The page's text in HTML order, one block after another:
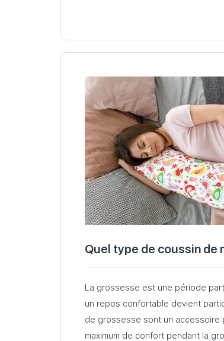
Quel type de coussin de
La grossesse est une période
un repos confortable devient
de grossesse sont un accessoire
maximum de confort pendant la